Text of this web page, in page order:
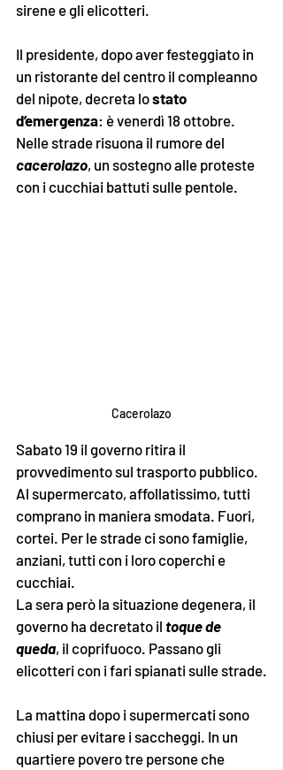
sirene e gli elicotteri.
Il presidente, dopo aver festeggiato in
un ristorante del centro il compleanno
del nipote, decreta lo stato
d’emergenza: è venerdì 18 ottobre.
Nelle strade risuona il rumore del
cacerolazo, un sostegno alle proteste
con i cucchiai battuti sulle pentole.
Cacerolazo
Sabato 19 il governo ritira il
provvedimento sul trasporto pubblico.
Al supermercato, affollatissimo, tutti
comprano in maniera smodata. Fuori,
cortei. Per le strade ci sono famiglie,
anziani, tutti con i loro coperchi e
cucchiai.
La sera però la situazione degenera, il
governo ha decretato il toque de
queda, il coprifuoco. Passano gli
elicotteri con i fari spianati sulle strade.
La mattina dopo i supermercati sono
chiusi per evitare i saccheggi. In un
quartiere povero tre persone che